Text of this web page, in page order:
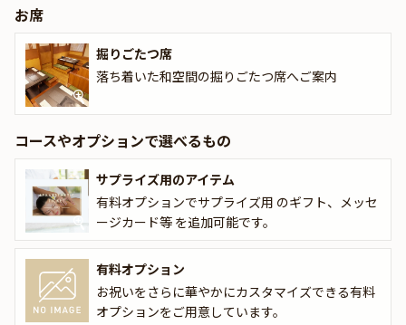
「雑炊」、そして甘さを添える「デザート」。ふぐ尽くしの逸品を
囲みながら、心に残るひとときをお楽しみください。
「てっちり 九分の1 福島店」でふぐ尽くしの逸品を囲みながら、忘
れられない感動のひとときをお過ごしください。
ったりな花束・ギフト・カスタマイズ可能なメッセージカードなど
をお付けすることが出来ます。メッセージカードは着席時に、花束
やギフトはデザートタイムにご予約主様にお渡し致しますので、サ
プライズにお役立てください。詳しくは本ページ中段の「お祝いア
イテム」の欄で、お選びいただけます。
お席
掘りごたつ席
落ち着いた和空間の掘りごたつ席へご案内
コースやオプションで選べるもの
サプライズ用のアイテム
有料オプションでサプライズ用 のギフト、メッセ
ージカード等 を追加可能です。
有料オプション
お祝いをさらに華やかにカスタマイズできる有料
オプションをご用意しています。